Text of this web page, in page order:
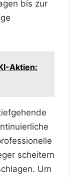
bis zur
Aktien:
scheitern
Um